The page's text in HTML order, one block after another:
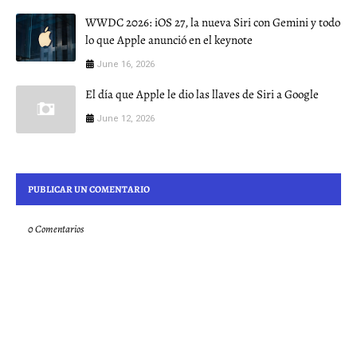
WWDC 2026: iOS 27, la nueva Siri con Gemini y todo
lo que Apple anunció en el keynote
June 16, 2026
El día que Apple le dio las llaves de Siri a Google
June 12, 2026
PUBLICAR UN COMENTARIO
0 Comentarios